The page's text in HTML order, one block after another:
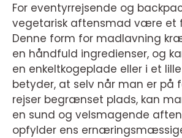
For eventyrrejsende og
vegetarisk aftensmad være et
Denne form for madlavning
en håndfuld ingredienser, og
en enkeltkogeplade eller i et lille
betyder, at selv når man er på
rejser begrænset plads, kan
en sund og velsmagende
opfylder ens